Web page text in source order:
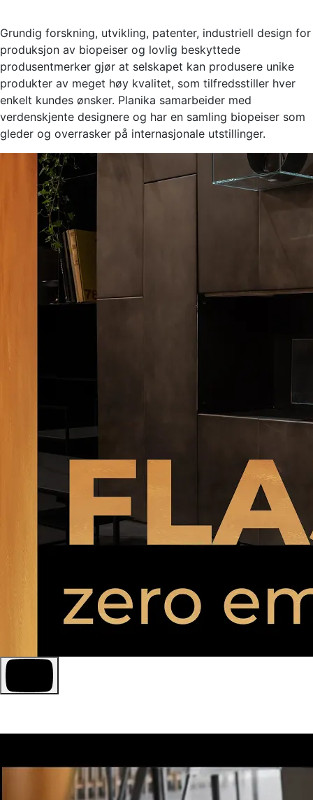
Grundig forskning, utvikling, patenter, industriell design for
produksjon av biopeiser og lovlig beskyttede
produsentmerker gjør at selskapet kan produsere unike
produkter av meget høy kvalitet, som tilfredsstiller hver
enkelt kundes ønsker. Planika samarbeider med
verdenskjente designere og har en samling biopeiser som
gleder og overrasker på internasjonale utstillinger.